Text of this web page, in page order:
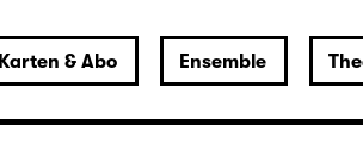
Karten & Abo Ensemble